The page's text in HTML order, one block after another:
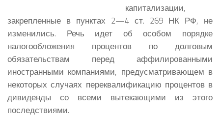
капитализации,
закрепленные в пунктах 2—4 ст. 269 НК РФ, не
изменились. Речь идет об особом порядке
налогообложения процентов по долговым
обязательствам перед аффилированными
иностранными компаниями, предусматривающем в
некоторых случаях переквалификацию процентов в
дивиденды со всеми вытекающими из этого
последствиями.